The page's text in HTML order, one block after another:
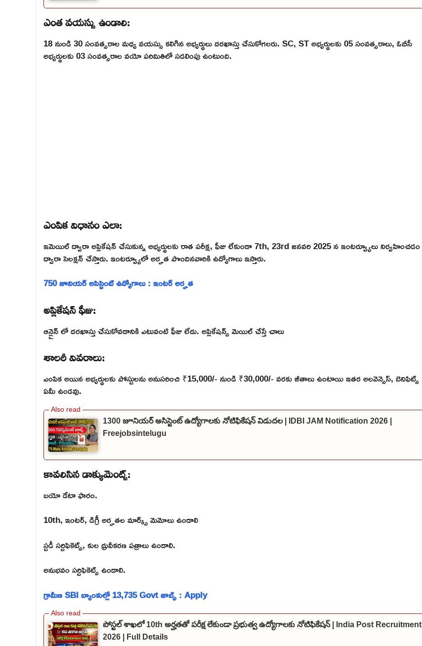
ఎంత వయస్సు ఉండాలి:
18 నుండి 30 సంవత్సరాల మధ్య వయస్సు కలిగిన అభ్యర్థులు దరఖాస్తు చేసుకోగలరు. SC, ST అభ్యర్థులకు 05 సంవత్సరాలు, ఓబీసీ
అభ్యర్థులకు 03 సంవత్సరాల వయో పరిమితిలో సడలింపు ఉంటుంది.
ఎంపిక విధానం ఎలా:
ఇమెయిల్ ద్వారా అప్లికేషన్ చేసుకున్న అభ్యర్థులకు రాత పరీక్ష, ఫీజు లేకుండా 7th, 23rd జనవరి 2025 న ఇంటర్వ్యూలు నిర్వహించడం
ద్వారా సెలక్షన్ చేస్తారు. ఇంటర్వ్యూలో అర్హత పొందినవారికి ఉద్యోగాలు ఇస్తారు.
750 జూనియర్ అసిస్టెంట్ ఉద్యోగాలు : ఇంటర్ అర్హత
అప్లికేషన్ ఫీజు:
ఆన్లైన్ లో దరఖాస్తు చేసుకోవడానికి ఎటువంటి ఫీజు లేదు. అప్లికేషన్స్ మెయిల్ చేస్తే చాలు
శాలరీ వివరాలు:
ఎంపిక అయిన అభ్యర్థులకు పోస్టులను అనుసరించి ₹15,000/- నుండి ₹30,000/- వరకు జీతాలు ఉంటాయి ఇతర అలవెన్సెస్, బెనిఫిట్స్
ఏమీ ఉండవు.
1300 జూనియర్ అసిస్టెంట్ ఉద్యోగాలకు నోటిఫికేషన్ విడుదల | IDBI JAM Notification 2026 |
Freejobsintelugu
కావలిసిన డాక్యుమెంట్స్:
బయో డేటా ఫారం.
10th, ఇంటర్, డిగ్రీ అర్హతల మార్క్స్ మెమోలు ఉండాలి
స్టడీ సర్టిఫికెట్స్, కుల ధ్రువీకరణ పత్రాలు ఉండాలి.
అనుభవం సర్టిఫికెట్స్ ఉండాలి.
గ్రామీణ SBI బ్యాంకుల్లో 13,735 Govt జాబ్స్ : Apply
పోస్టల్ శాఖలో 10th అర్హతతో పరీక్ష లేకుండా ప్రభుత్వ ఉద్యోగాలకు నోటిఫికేషన్ | India Post Recruitment
2026 | Full Details